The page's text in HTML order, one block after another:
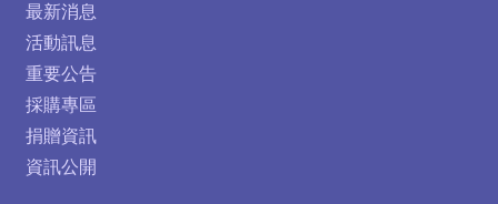
最新消息
活動訊息
重要公告
採購專區
捐贈資訊
資訊公開